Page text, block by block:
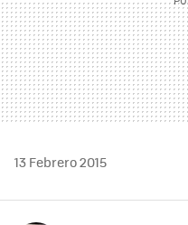
13 Febrero 2015